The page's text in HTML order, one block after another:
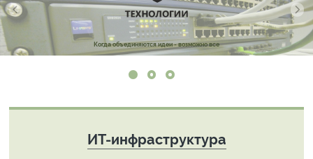
Когда объединяются идеи - возможно все
ИТ-инфраструктура